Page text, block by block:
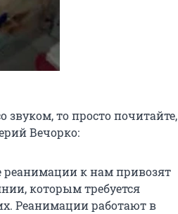
звуком, то просто почитайте,
Вечорко:
реанимации к нам привозят
которым требуется
Реанимации работают в